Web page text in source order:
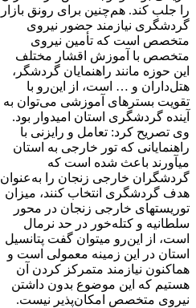
را جلب کند. هم‌چنین برای رونق بازار
گردشگری نیازمند حضور نیروی
متخصص است که تأمین نیروی
متخصص با آموزش اقشار مختلف
این حوزه مانند راهنمایان گردشگر،
هتل‌داران و … است، از این‌رو با
تقویت بسترهای آموزشی می‏‌توان به
آینده گردشگری استان امیدوار بود.
وی تصریح کرد: تعامل و رایزنی با
راهنمایانی که تور خارجی به استان
می‎آورند باعث شده است که
گردشگران خارجی زنجان را به‌عنوان
هدف گردشگری انتخاب کنند، میزان
توریست‎های خارجی زنجان در محور
سلطانیه و کتله‏‌خور در حد نرمال
است، از این‌رو می‎توان گفت پتانسیل
استان در این زمینه معمولی است و
هم‎اکنون نیازمند متمرکز کردن آن
هستیم که این موضوع بدون داشتن
نیروی متخصص امکان‌پذیر نیست.